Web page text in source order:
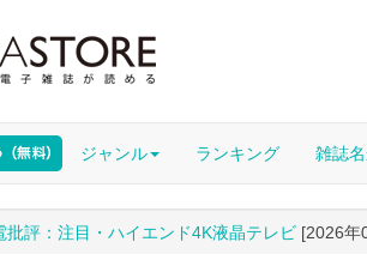
ジャンル ランキング 雑誌
批評：注目・ハイエンド4K液晶テレビ [2026年